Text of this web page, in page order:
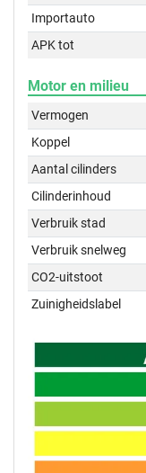
Importauto
APK tot
Motor en milieu
Vermogen
Koppel
Aantal cilinders
Cilinderinhoud
Verbruik stad
Verbruik snelweg
CO2-uitstoot
Zuinigheidslabel